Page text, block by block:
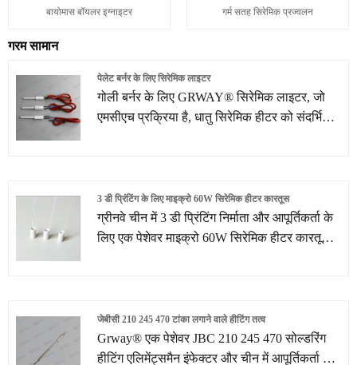
बायोमास बॉयलर इग्नाइटर गर्म सतह सिरेमिक प्रज्वलन
गरम सामान
पेलेट बर्नर के लिए सिरेमिक लाइटर
गोली बर्नर के लिए GRWAY® सिरेमिक लाइटर, जो
एमसीएच प्रक्रिया है, धातु सिरेमिक हीटर को संदर्भित
आने के लिए आपका स्वागत है।
3 डी प्रिंटिंग के लिए माइक्रो 60W सिरेमिक हीटर कारतूस
ग्रीनवे चीन में 3 डी प्रिंटिंग निर्माता और आपूर्तिकर्ता के
लिए एक पेशेवर माइक्रो 60W सिरेमिक हीटर कारतूस
ग्राहकों के चित्र या नमूनों के अनुसार ग्राहकों के चित्र
या नमूनों के अनुसार ग्राहकों की अलग -अलग जरूरतों
को पूरा करने के लिए अनुकूलित हीटिंग तत्व समाधान
जेबीसी 210 245 470 टांका लगाने वाले हीटिंग तत्व
Grway® एक पेशेवर JBC 210 245 470 सोल्डरिंग
हीटिंग एलिमेंट्समैन इंफेक्टर और चीन में आपूर्तिकर्ता है।